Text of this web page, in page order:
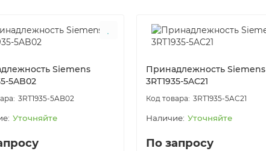
Siemens
5AB02
3RT1935-5AB02
Уточняйте
Принадлежность Siemens
3RT1935-5AC21
3RT1935-5AC21
Уточняйте
По запросу